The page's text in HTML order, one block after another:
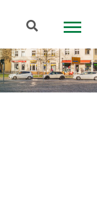
Suchbegriff